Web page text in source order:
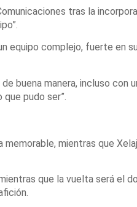
tras la
equipo complejo, fuerte en
buena manera, incluso con
pudo ser”.
memorable, mientras que
que la vuelta será el